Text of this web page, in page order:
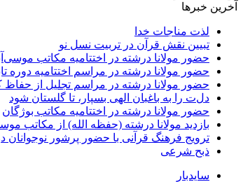
آخرین خبرها
لذت مناجات خدا
تبیین نقش قرآن در تربیت نسل نو
حضور مولانا درشته در اختتامیه مکاتب
حضور مولانا درشته در مراسم اختتامیه دوره
حضور مولانا درشته در مراسم تجلیل از
دل‌ت را به باغبان الهی بسپار، تا گلستان شود
حضور مولانا درشته در اختتامیه مکاتب بوژگان
بازدید مولانا درشته (حفظه الله) از مکاتب
ترویج فرهنگ قرآنی با حضور پرشور نوجوانان
ذبح شرعی
سایدبار